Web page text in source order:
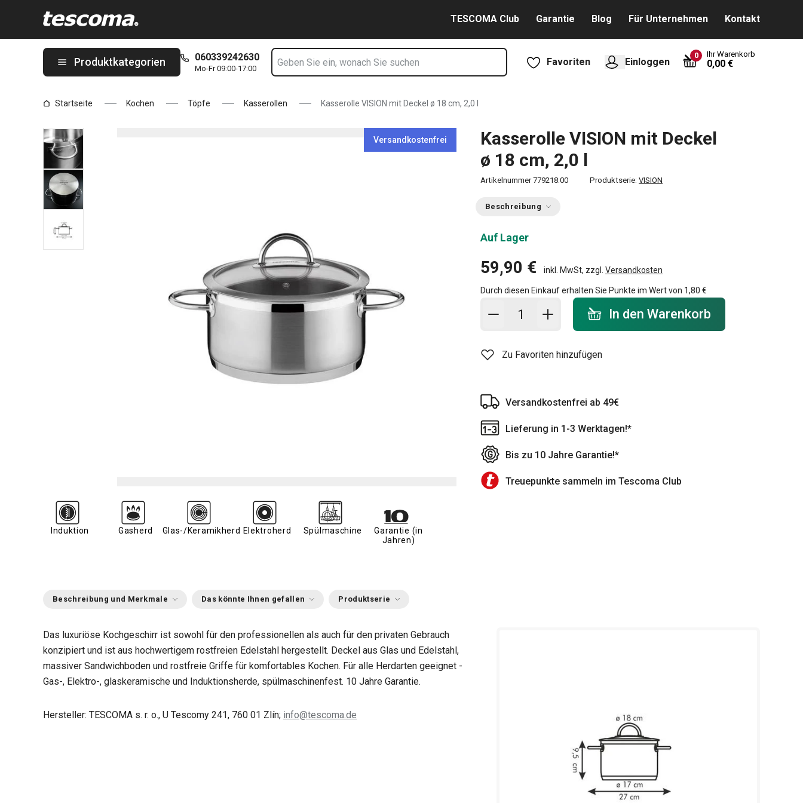
TESCOMA Club Garantie Blog Für Unternehmen Kontakt
Produktkategorien 060339242630
Mo-Fr 09:00-17:00
Favoriten Einloggen
0 Ihr Warenkorb
0,00 €
Startseite Kochen Töpfe Kasserollen Kasserolle VISION mit Deckel ø 18 cm, 2,0 l
Versandkostenfrei
Kasserolle VISION mit Deckel
ø 18 cm, 2,0 l
Artikelnummer 779218.00 Produktserie: VISION
Beschreibung
Auf Lager
59,90 € inkl. MwSt, zzgl. Versandkosten
Durch diesen Einkauf erhalten Sie Punkte im Wert von 1,80 €
In den Warenkorb - Menge
In den Warenkorb
Zu Favoriten hinzufügen
Versandkostenfrei ab 49€
Lieferung in 1-3 Werktagen!*
Bis zu 10 Jahre Garantie!*
Treuepunkte sammeln im Tescoma Club
Induktion Gasherd Glas-/Keramikherd Elektroherd Spülmaschine
Garantie (in
Jahren)
Beschreibung und Merkmale Das könnte Ihnen gefallen Produktserie
Das luxuriöse Kochgeschirr ist sowohl für den professionellen als auch für den privaten Gebrauch
konzipiert und ist aus hochwertigem rostfreien Edelstahl hergestellt. Deckel aus Glas und Edelstahl,
massiver Sandwichboden und rostfreie Griffe für komfortables Kochen. Für alle Herdarten geeignet -
Gas-, Elektro-, glaskeramische und Induktionsherde, spülmaschinenfest. 10 Jahre Garantie.
Hersteller: TESCOMA s. r. o., U Tescomy 241, 760 01 Zlín; info@tescoma.de